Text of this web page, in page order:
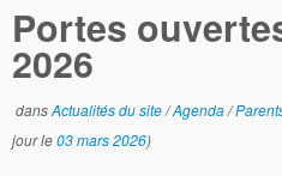
Portes
2026
dansActualités du site/Agenda/
jour le03 mars 2026)